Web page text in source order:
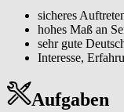
sicheres
hohes Maß an
sehr gute
Interesse,
Aufgaben